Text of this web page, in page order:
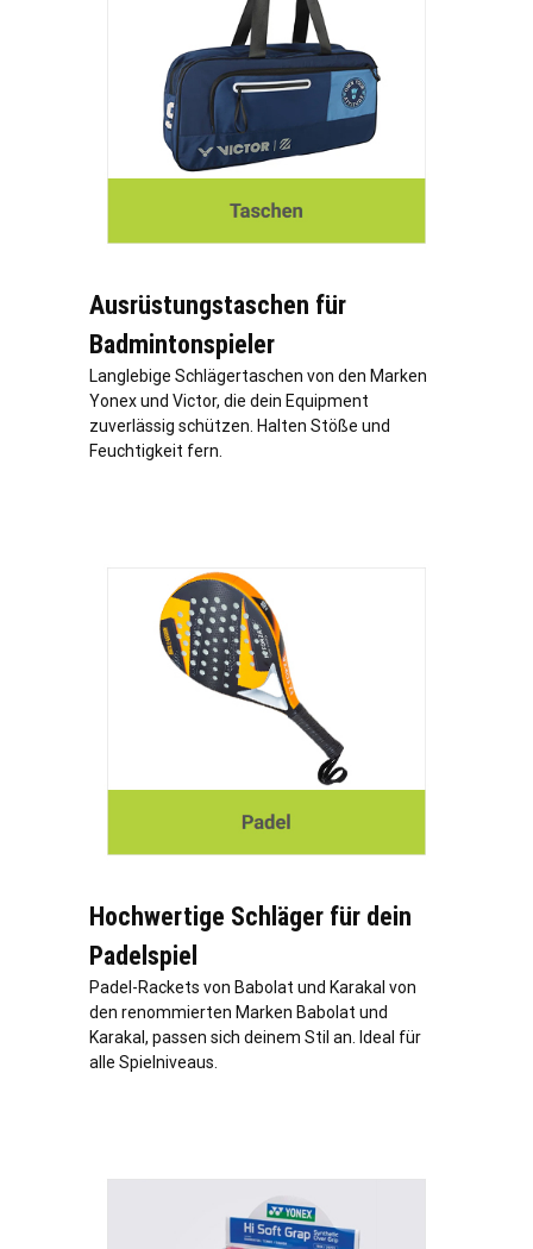
Ausrüstungstaschen für
Badmintonspieler
Langlebige Schlägertaschen von den Marken
Yonex und Victor, die dein Equipment
zuverlässig schützen. Halten Stöße und
Feuchtigkeit fern.
Hochwertige Schläger für dein
Padelspiel
Padel-Rackets von Babolat und Karakal von
den renommierten Marken Babolat und
Karakal, passen sich deinem Stil an. Ideal für
alle Spielniveaus.